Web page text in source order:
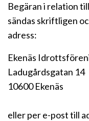
Begäran i relation
sändas skriftligen
adress:
Ekenäs
Ladugårdsgatan 14
10600 Ekenäs
eller per e-post till